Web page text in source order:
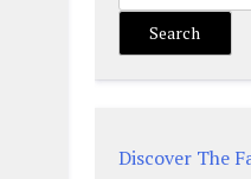
Search
Discover The